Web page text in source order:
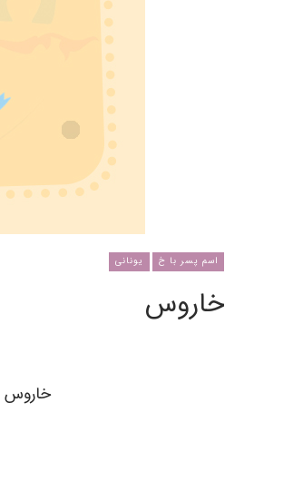
اسم پسر با خ یونانی
خاروس
خاروس